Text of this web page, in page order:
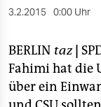
sport
berlin
nord
3.2.2015 0:00 Uhr
BERLIN taz
Fahimi hat die
über ein